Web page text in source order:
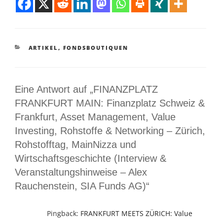
KATEGORIEN
ARTIKEL , FONDSBOUTIQUEN
Eine Antwort auf „FINANZPLATZ
FRANKFURT MAIN: Finanzplatz Schweiz &
Frankfurt, Asset Management, Value
Investing, Rohstoffe & Networking – Zürich,
Rohstofftag, MainNizza und
Wirtschaftsgeschichte (Interview &
Veranstaltungshinweise – Alex
Rauchenstein, SIA Funds AG)“
Pingback: FRANKFURT MEETS ZÜRICH: Value